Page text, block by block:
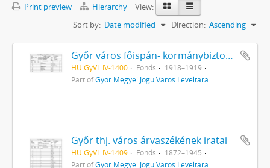
Print preview Hierarchy
View:
Sort by: Date modified Direction: Ascending
Győr város főispán- kormánybiztosának iratai
HU GyVL IV-1400 Fonds
1918–1919
Part ofGyőr Megyei Jogú Város Levéltára
Győr thj. város árvaszékének iratai
HU GyVL IV-1409 Fonds
1872–1945
Part ofGyőr Megyei Jogú Város Levéltára